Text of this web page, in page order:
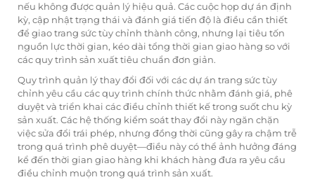
nếu không được quản lý hiệu quả. Các cuộc họp dự án định
kỳ, cập nhật trạng thái và đánh giá tiến độ là điều cần thiết
để giao trang sức tùy chỉnh thành công, nhưng lại tiêu tốn
nguồn lực thời gian, kéo dài tổng thời gian giao hàng so với
các quy trình sản xuất tiêu chuẩn đơn giản.
Quy trình quản lý thay đổi đối với các dự án trang sức tùy
chỉnh yêu cầu các quy trình chính thức nhằm đánh giá, phê
duyệt và triển khai các điều chỉnh thiết kế trong suốt chu kỳ
sản xuất. Các hệ thống kiểm soát thay đổi này ngăn chặn
việc sửa đổi trái phép, nhưng đồng thời cũng gây ra chậm trễ
trong quá trình phê duyệt—điều này có thể ảnh hưởng đáng
kể đến thời gian giao hàng khi khách hàng đưa ra yêu cầu
điều chỉnh muộn trong quá trình sản xuất.